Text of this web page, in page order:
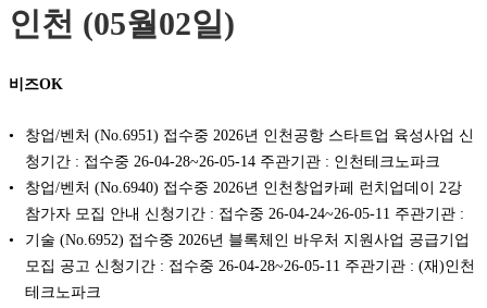
인천 (05월02일)
비즈OK
창업/벤처 (No.6951) 접수중 2026년 인천공항 스타트업 육성사업 신
청기간 : 접수중 26-04-28~26-05-14 주관기관 : 인천테크노파크
창업/벤처 (No.6940) 접수중 2026년 인천창업카페 런치업데이 2강
참가자 모집 안내 신청기간 : 접수중 26-04-24~26-05-11 주관기관 :
기술 (No.6952) 접수중 2026년 블록체인 바우처 지원사업 공급기업
모집 공고 신청기간 : 접수중 26-04-28~26-05-11 주관기관 : (재)인천
테크노파크